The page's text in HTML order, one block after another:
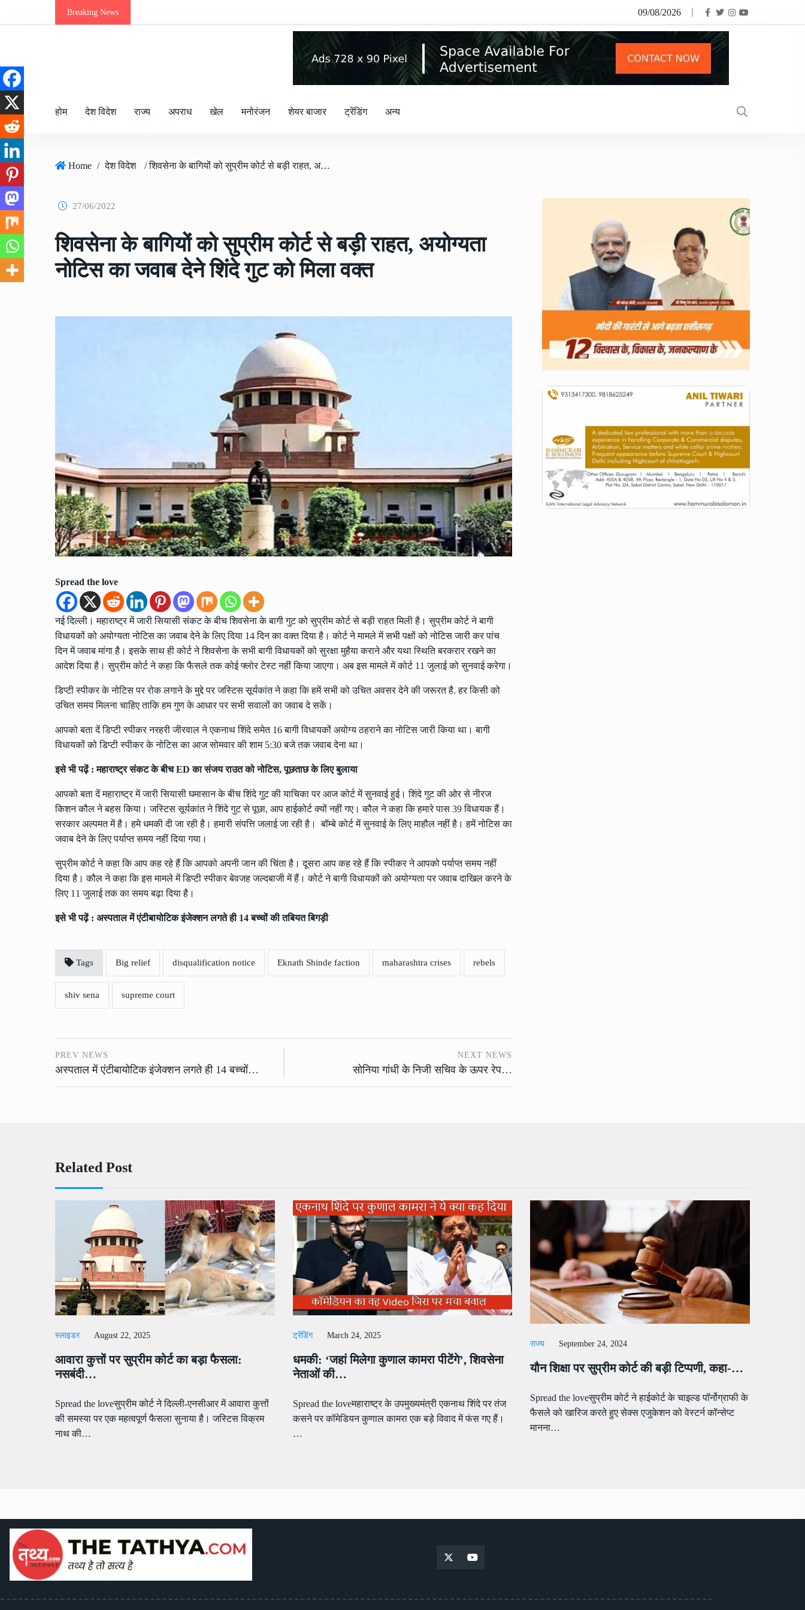
Breaking News 09/08/2026
होम देश विदेश राज्य अपराध खेल मनोरंजन शेयर बाजार ट्रेंडिंग अन्य
Home / देश विदेश / शिवसेना के बागियों को सुप्रीम कोर्ट से बड़ी राहत, अयोग्यता नोटिस का जवाब देने शिंदे गुट को मिला वक्त
27/06/2022
शिवसेना के बागियों को सुप्रीम कोर्ट से बड़ी राहत, अयोग्यता
नोटिस का जवाब देने शिंदे गुट को मिला वक्त
Spread the love
नई दिल्ली। महाराष्ट्र में जारी सियासी संकट के बीच शिवसेना के बागी गुट को सुप्रीम कोर्ट से बड़ी राहत मिली है। सुप्रीम कोर्ट ने बागी
विधायकों को अयोग्यता नोटिस का जवाब देने के लिए दिया 14 दिन का वक्त दिया है। कोर्ट ने मामले में सभी पक्षों को नोटिस जारी कर पांच
दिन में जवाब मांगा है। इसके साथ ही कोर्ट ने शिवसेना के सभी बागी विधायकों को सुरक्षा मुहैया कराने और यथा स्थिति बरकरार रखने का
आदेश दिया है। सुप्रीम कोर्ट ने कहा कि फैसले तक कोई फ्लोर टेस्ट नहीं किया जाएगा। अब इस मामले में कोर्ट 11 जुलाई को सुनवाई करेगा।
डिप्टी स्पीकर के नोटिस पर रोक लगाने के मुद्दे पर जस्टिस सूर्यकांत ने कहा कि हमें सभी को उचित अवसर देने की जरूरत है. हर किसी को
उचित समय मिलना चाहिए ताकि हम गुण के आधार पर सभी सवालों का जवाब दे सकें।
आपको बता दें डिप्टी स्पीकर नरहरी जीरवाल ने एकनाथ शिंदे समेत 16 बागी विधायकों अयोग्य ठहराने का नोटिस जारी किया था। बागी
विधायकों को डिप्टी स्पीकर के नोटिस का आज सोमवार की शाम 5:30 बजे तक जवाब देना था।
इसे भी पढ़ें :महाराष्ट्र संकट के बीच ED का संजय राउत को नोटिस, पूछताछ के लिए बुलाया
आपको बता दें महाराष्ट्र में जारी सियासी घमासान के बीच शिंदे गुट की याचिका पर आज कोर्ट में सुनवाई हुई। शिंदे गुट की ओर से नीरज
किशन कौल ने बहस किया। जस्टिस सूर्यकांत ने शिंदे गुट से पूछा, आप हाईकोर्ट क्यों नहीं गए। कौल ने कहा कि हमारे पास 39 विधायक हैं।
सरकार अल्पमत में है। हमे धमकी दी जा रही है। हमारी संपत्ति जलाई जा रही है। बॉम्बे कोर्ट में सुनवाई के लिए माहौल नहीं है। हमें नोटिस का
जवाब देने के लिए पर्याप्त समय नहीं दिया गया।
सुप्रीम कोर्ट ने कहा कि आप कह रहे हैं कि आपको अपनी जान की चिंता है। दूसरा आप कह रहे हैं कि स्पीकर ने आपको पर्याप्त समय नहीं
दिया है। कौल ने कहा कि इस मामले में डिप्टी स्पीकर बेवजह जल्दबाजी में हैं। कोर्ट ने बागी विधायकों को अयोग्यता पर जवाब दाखिल करने के
लिए 11 जुलाई तक का समय बढ़ा दिया है।
इसे भी पढ़ें : अस्पताल में एंटीबायोटिक इंजेक्शन लगते ही 14 बच्चों की तबियत बिगड़ी
Tags Big relief disqualification notice Eknath Shinde faction maharashtra crises rebels
shiv sena supreme court
PREV NEWS
अस्पताल में एंटीबायोटिक इंजेक्शन लगते ही 14 बच्चों…
NEXT NEWS
सोनिया गांधी के निजी सचिव के ऊपर रेप…
Related Post
स्लाइडर August 22, 2025
आवारा कुत्तों पर सुप्रीम कोर्ट का बड़ा फैसला:
नसबंदी…
Spread the loveसुप्रीम कोर्ट ने दिल्ली-एनसीआर में आवारा कुत्तों
की समस्या पर एक महत्वपूर्ण फैसला सुनाया है। जस्टिस विक्रम
नाथ की…
ट्रेंडिंग March 24, 2025
धमकी: ‘जहां मिलेगा कुणाल कामरा पीटेंगे’, शिवसेना
नेताओं की…
Spread the loveमहाराष्ट्र के उपमुख्यमंत्री एकनाथ शिंदे पर तंज
कसने पर कॉमेडियन कुणाल कामरा एक बड़े विवाद में फंस गए हैं।
…
राज्य September 24, 2024
यौन शिक्षा पर सुप्रीम कोर्ट की बड़ी टिप्पणी, कहा-…
Spread the loveसुप्रीम कोर्ट ने हाईकोर्ट के चाइल्ड पॉर्नोग्राफी के
फैसले को खारिज करते हुए सेक्स एजुकेशन को वेस्टर्न कॉन्सेप्ट
मानना…